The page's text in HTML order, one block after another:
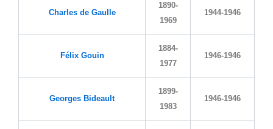
Charles de Gaulle
1890-
1969
1944-1946
Félix Gouin
1884-
1977
1946-1946
Georges Bideault
1899-
1983
1946-1946